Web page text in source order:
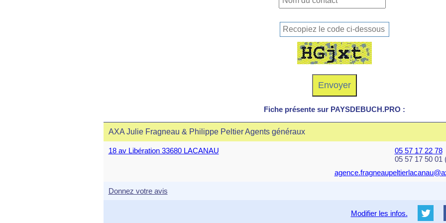
Fiche présente sur PAYSDEBUCH.PRO :
AXA Julie Fragneau & Philippe Peltier Agents généraux
18 av Libération 33680 LACANAU
05 57 17 22 78
05 57 17 50 01
Donnez votre avis
Modifier les infos.